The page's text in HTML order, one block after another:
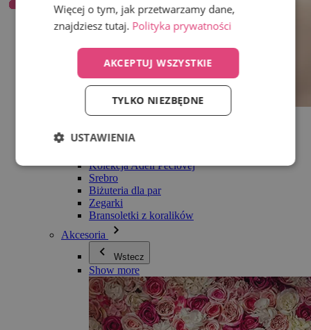
Wszystko w kategorii Biżuteria
Bransoletki
Kolekcja Adéli Pečlovej
Srebro
Biżuteria dla par
Zegarki
Bransoletki z koralików
Akcesoria
Wstecz
Show more
Więcej o tym, jak przetwarzamy dane,
znajdziesz tutaj. Polityka prywatności
AKCEPTUJ WSZYSTKIE
TYLKO NIEZBĘDNE
USTAWIENIA